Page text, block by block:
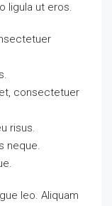
ligula ut eros.
consectetuer
risus.
neque.
leo. Aliquam